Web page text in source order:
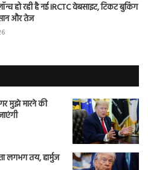
हो रही है नई IRCTC वेबसाइट, टिकट बुकिंग
और तेज
मुझे मारने की
लगभग तय, हार्मुज